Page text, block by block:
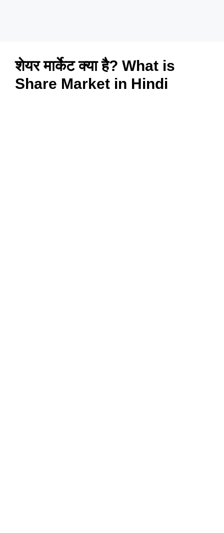
शेयर मार्केट क्या है? What is
Share Market in Hindi